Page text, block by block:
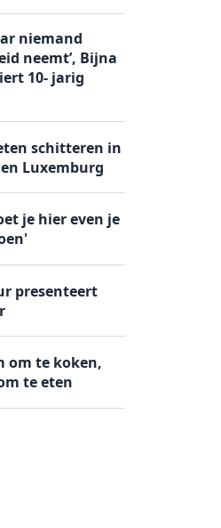
niemand
neemt’, Bijna
10- jarig
schitteren in
Luxemburg
je hier even je
presenteert
om te koken,
te eten